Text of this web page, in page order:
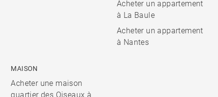
Acheter un appartement
à La Baule
Acheter un appartement
à Nantes
MAISON
Acheter une maison
quartier des Oiseaux à